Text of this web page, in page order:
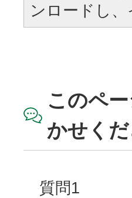
ンロードし
このペ
かせくだ
質問1